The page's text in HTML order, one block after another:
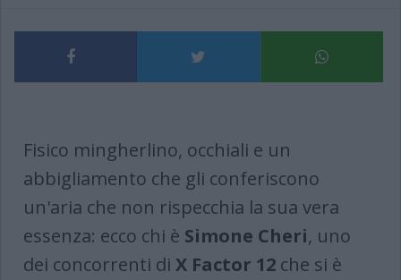
Fisico mingherlino, occhiali e un
abbigliamento che gli conferiscono
un'aria che non rispecchia la sua vera
essenza: ecco chi è Simone Cheri, uno
dei concorrenti di X Factor 12 che si è